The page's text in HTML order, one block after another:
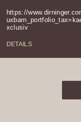
https://
xclusiv
DETAILS